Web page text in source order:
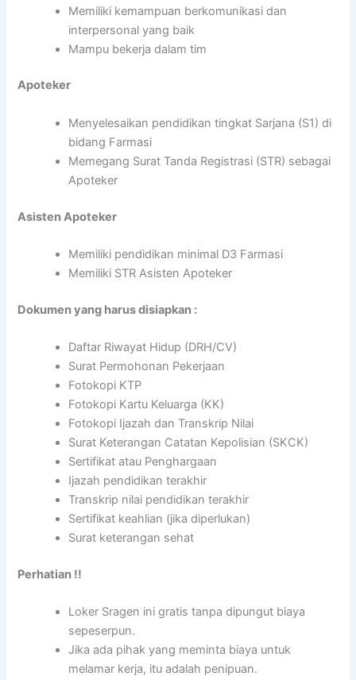
Memiliki kemampuan berkomunikasi dan
interpersonal yang baik
Mampu bekerja dalam tim
Apoteker
Menyelesaikan pendidikan tingkat Sarjana (S1) di
bidang Farmasi
Memegang Surat Tanda Registrasi (STR) sebagai
Apoteker
Asisten Apoteker
Memiliki pendidikan minimal D3 Farmasi
Memiliki STR Asisten Apoteker
Dokumen yang harus disiapkan :
Daftar Riwayat Hidup (DRH/CV)
Surat Permohonan Pekerjaan
Fotokopi KTP
Fotokopi Kartu Keluarga (KK)
Fotokopi Ijazah dan Transkrip Nilai
Surat Keterangan Catatan Kepolisian (SKCK)
Sertifikat atau Penghargaan
Ijazah pendidikan terakhir
Transkrip nilai pendidikan terakhir
Sertifikat keahlian (jika diperlukan)
Surat keterangan sehat
Perhatian !!
Loker Sragen ini gratis tanpa dipungut biaya
sepeserpun.
Jika ada pihak yang meminta biaya untuk
melamar kerja, itu adalah penipuan.